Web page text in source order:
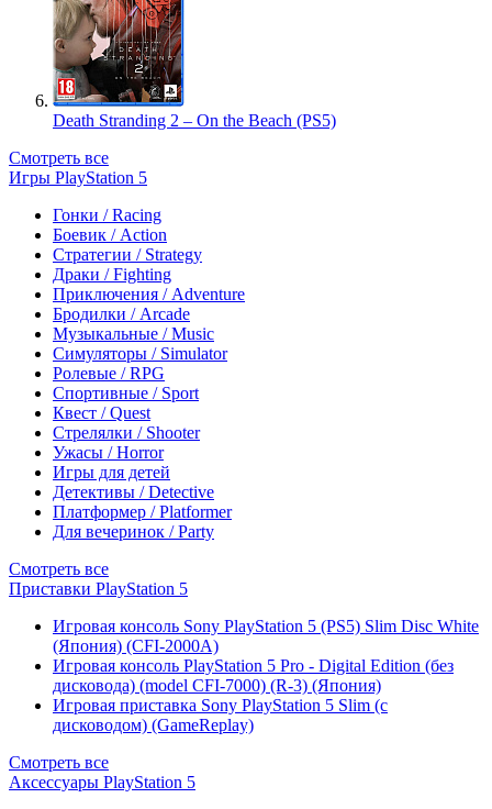
Death Stranding 2 – On the Beach (PS5)
Смотреть все
Игры PlayStation 5
Гонки / Racing
Боевик / Action
Стратегии / Strategy
Драки / Fighting
Приключения / Adventure
Бродилки / Arcade
Музыкальные / Music
Симуляторы / Simulator
Ролевые / RPG
Спортивные / Sport
Квест / Quest
Стрелялки / Shooter
Ужасы / Horror
Игры для детей
Детективы / Detective
Платформер / Platformer
Для вечеринок / Party
Смотреть все
Приставки PlayStation 5
Игровая консоль Sony PlayStation 5 (PS5) Slim Disc White
(Япония) (CFI-2000A)
Игровая консоль PlayStation 5 Pro - Digital Edition (без
дисковода) (model CFI-7000) (R-3) (Япония)
Игровая приставка Sony PlayStation 5 Slim (с
дисководом) (GameReplay)
Смотреть все
Аксессуары PlayStation 5